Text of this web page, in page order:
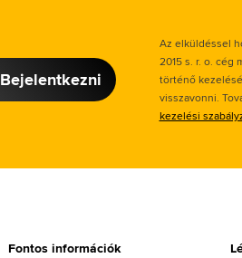
Bejelentkezni
Az elküldéssel
2015 s. r. o. cég
történő
visszavonni.
kezelési
Fontos információk